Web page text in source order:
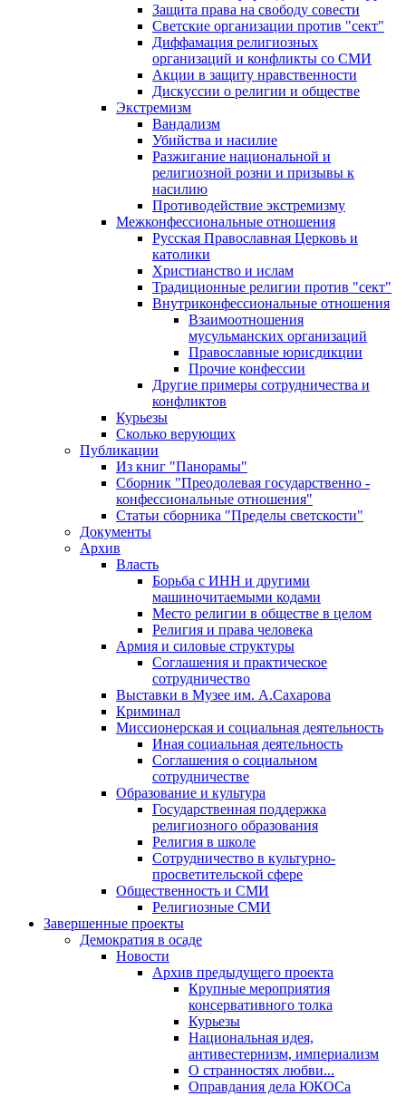
Защита права на свободу совести
Светские организации против "сект"
Диффамация религиозных
организаций и конфликты со СМИ
Акции в защиту нравственности
Дискуссии о религии и обществе
Экстремизм
Вандализм
Убийства и насилие
Разжигание национальной и
религиозной розни и призывы к
насилию
Противодействие экстремизму
Межконфессиональные отношения
Русская Православная Церковь и
католики
Христианство и ислам
Традиционные религии против "сект"
Внутриконфессиональные отношения
Взаимоотношения
мусульманских организаций
Православные юрисдикции
Прочие конфессии
Другие примеры сотрудничества и
конфликтов
Курьезы
Сколько верующих
Публикации
Из книг "Панорамы"
Сборник "Преодолевая государственно -
конфессиональные отношения"
Статьи сборника "Пределы светскости"
Документы
Архив
Власть
Борьба с ИНН и другими
машиночитаемыми кодами
Место религии в обществе в целом
Религия и права человека
Армия и силовые структуры
Соглашения и практическое
сотрудничество
Выставки в Музее им. А.Сахарова
Криминал
Миссионерская и социальная деятельность
Иная социальная деятельность
Соглашения о социальном
сотрудничестве
Образование и культура
Государственная поддержка
религиозного образования
Религия в школе
Сотрудничество в культурно-
просветительской сфере
Общественность и СМИ
Религиозные СМИ
Завершенные проекты
Демократия в осаде
Новости
Архив предыдущего проекта
Крупные мероприятия
консервативного толка
Курьезы
Национальная идея,
антивестернизм, империализм
О странностях любви...
Оправдания дела ЮКОСа